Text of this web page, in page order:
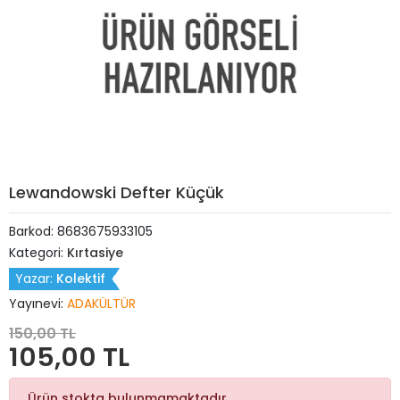
Lewandowski Defter Küçük
Barkod: 8683675933105
Kategori: Kırtasiye
Yazar: Kolektif
Yayınevi: ADAKÜLTÜR
150,00 TL
105,00 TL